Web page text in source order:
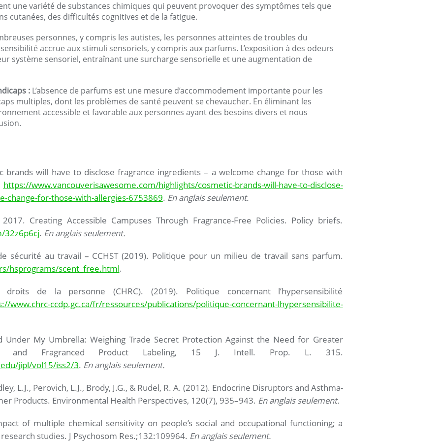
une variété de substances chimiques qui peuvent provoquer des symptômes tels que
cutanées, des difficultés cognitives et de la fatigue.
personnes, y compris les autistes, les personnes atteintes de troubles du
accrue aux stimuli sensoriels, y compris aux parfums. L’exposition à des odeurs
système sensoriel, entraînant une surcharge sensorielle et une augmentation de
:L’absence de parfums est une mesure d’accommodement importante pour les
multiples, dont les problèmes de santé peuvent se chevaucher. En éliminant les
accessible et favorable aux personnes ayant des besoins divers et nous
brands will have to disclose fragrance ingredients – a welcome change for those with
https://www.vancouverisawesome.com/highlights/cosmetic-brands-will-have-to-disclose-
change-for-those-with-allergies-6753869. En anglais seulement.
Creating Accessible Campuses Through Fragrance-Free Policies. Policy briefs.
32z6p6cj. En anglais seulement.
sécurité au travail – CCHST (2019). Politique pour un milieu de travail sans parfum.
hsprograms/scent_free.html.
droits de la personne (CHRC). (2019). Politique concernant l’hypersensibilité
www.chrc-ccdp.gc.ca/fr/ressources/publications/politique-concernant-lhypersensibilite-
Under My Umbrella: Weighing Trade Secret Protection Against the Need for Greater
and Fragranced Product Labeling, 15 J. Intell. Prop. L. 315.
jipl/vol15/iss2/3. En anglais seulement.
L.J., Perovich, L.J., Brody, J.G., & Rudel, R. A. (2012). Endocrine Disruptors and Asthma-
Products. Environmental Health Perspectives, 120(7), 935–943. En anglais seulement.
of multiple chemical sensitivity on people’s social and occupational functioning; a
studies. J Psychosom Res.;132:109964. En anglais seulement.